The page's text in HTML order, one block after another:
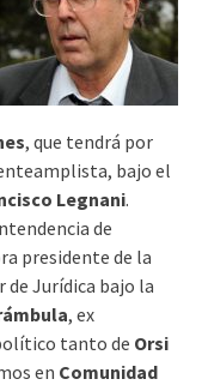
, que tendrá por
bajo el
Legnani.
de
presidente de la
de Jurídica bajo la
, ex
tanto de Orsi
en Comunidad